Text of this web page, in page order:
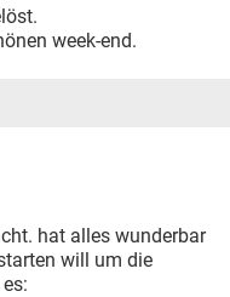
week-end.
hat alles wunderbar
will um die